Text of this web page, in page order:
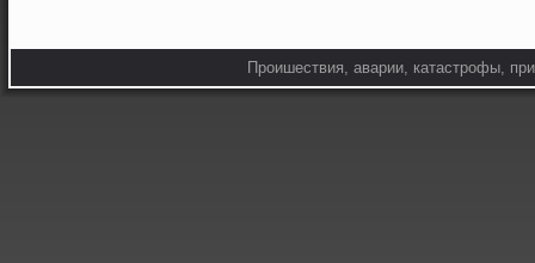
Проишествия, аварии, катастрофы,